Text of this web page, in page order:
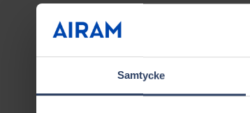
Samtycke